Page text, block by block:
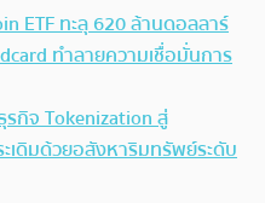
ETF ทะลุ 620 ล้านดอลลาร์
ทำลายความเชื่อมั่นการ
กิจ Tokenization สู่
เดิมด้วยอสังหาริมทรัพย์ระดับ